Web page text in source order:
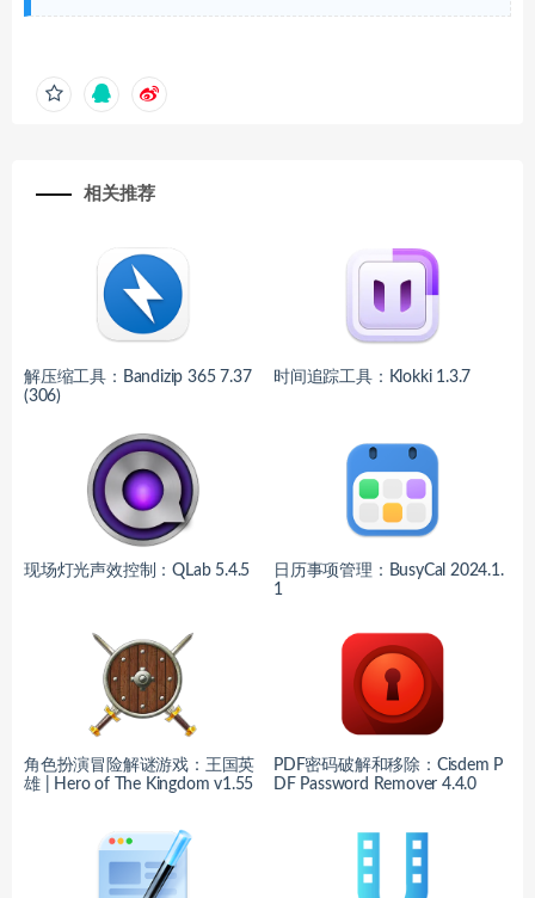
相关推荐
解压缩工具：Bandizip 365 7.37
(306)
时间追踪工具：Klokki 1.3.7
现场灯光声效控制：QLab 5.4.5
日历事项管理：BusyCal 2024.1.
1
角色扮演冒险解谜游戏：王国英
雄 | Hero of The Kingdom v1.55
PDF密码破解和移除：Cisdem P
DF Password Remover 4.4.0